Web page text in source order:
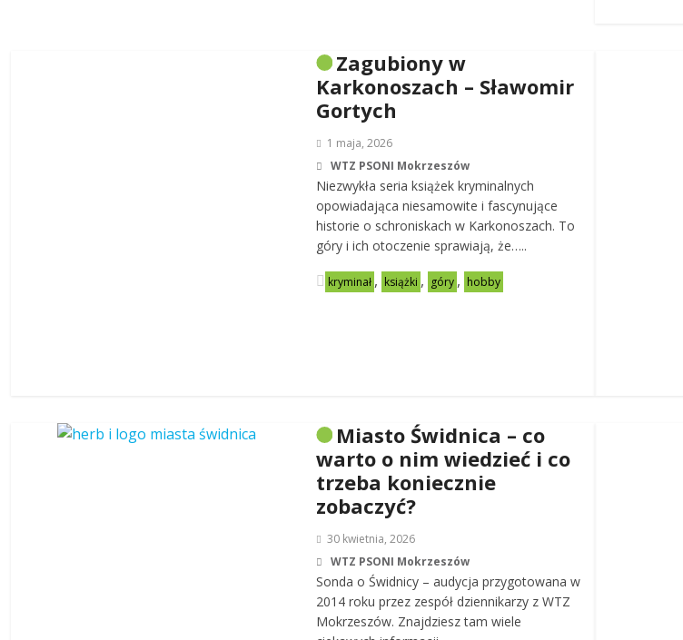
Zagubiony w
Karkonoszach – Sławomir
Gortych
1 maja, 2026
WTZ PSONI Mokrzeszów
Niezwykła seria książek kryminalnych
opowiadająca niesamowite i fascynujące
historie o schroniskach w Karkonoszach. To
góry i ich otoczenie sprawiają, że…..
kryminał , książki , góry , hobby
Miasto Świdnica – co
warto o nim wiedzieć i co
trzeba koniecznie
zobaczyć?
30 kwietnia, 2026
WTZ PSONI Mokrzeszów
Sonda o Świdnicy – audycja przygotowana w
2014 roku przez zespół dziennikarzy z WTZ
Mokrzeszów. Znajdziesz tam wiele